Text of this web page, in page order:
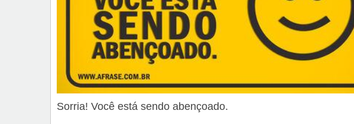
Sorria! Você está sendo abençoado.